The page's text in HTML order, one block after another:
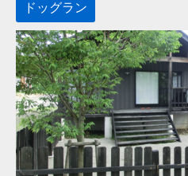
ドッグラン